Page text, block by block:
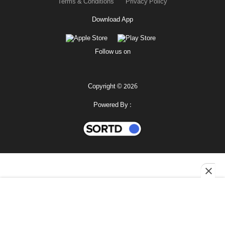
Download App
Follow us on
Copyright © 2026
Powered By :